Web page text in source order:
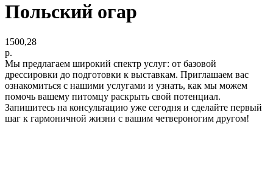
Польский огар
1500,28
р.
Мы предлагаем широкий спектр услуг: от базовой
дрессировки до подготовки к выставкам. Приглашаем вас
ознакомиться с нашими услугами и узнать, как мы можем
помочь вашему питомцу раскрыть свой потенциал.
Запишитесь на консультацию уже сегодня и сделайте первый
шаг к гармоничной жизни с вашим четвероногим другом!